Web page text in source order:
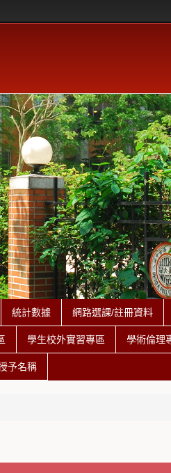
統計數據 網路選課/註冊資料
學生校外實習專區 學術倫理
予名稱